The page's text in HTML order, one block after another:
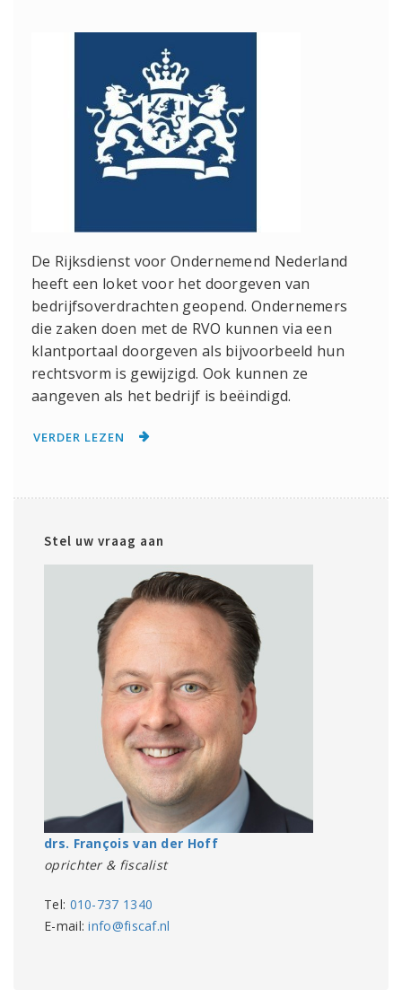
De Rijksdienst voor Ondernemend Nederland
heeft een loket voor het doorgeven van
bedrijfsoverdrachten geopend. Ondernemers
die zaken doen met de RVO kunnen via een
klantportaal doorgeven als bijvoorbeeld hun
rechtsvorm is gewijzigd. Ook kunnen ze
aangeven als het bedrijf is beëindigd.
VERDER LEZEN
Stel uw vraag aan
drs. François van der Hoff
oprichter & fiscalist
Tel: 010-737 1340
E-mail:info@fiscaf.nl